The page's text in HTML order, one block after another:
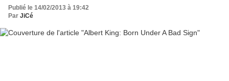
Publié le 14/02/2013 à 19:42
Par JiCé